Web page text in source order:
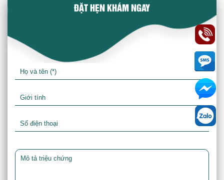
ĐẶT HẸN KHÁM NGAY